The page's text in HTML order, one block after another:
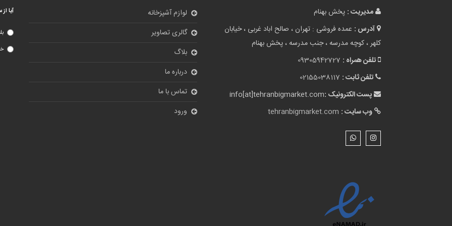
مدیریت : پخش بهنام
آدرس : عمده فروشی : تهران ، صالح اباد غربی ، خیابان
کلهر ، کوچه مدرسه ، جنب مدرسه ، پخش بهنام
تلفن همراه : 09305942727
تلفن ثابت : 02155038117
پست الکترونیک :info[at]tehranbigmarket.com
وب سایت : tehranbigmarket.com
لوازم آشپزخانه
گالری تصاویر
بلاگ
درباره ما
تماس با ما
ورود
آیا